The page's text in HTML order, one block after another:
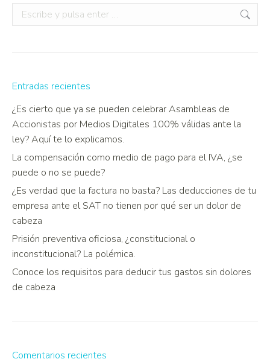
Entradas recientes
¿Es cierto que ya se pueden celebrar Asambleas de
Accionistas por Medios Digitales 100% válidas ante la
ley? Aquí te lo explicamos.
La compensación como medio de pago para el IVA, ¿se
puede o no se puede?
¿Es verdad que la factura no basta? Las deducciones de tu
empresa ante el SAT no tienen por qué ser un dolor de
cabeza
Prisión preventiva oficiosa, ¿constitucional o
inconstitucional? La polémica.
Conoce los requisitos para deducir tus gastos sin dolores
de cabeza
Comentarios recientes